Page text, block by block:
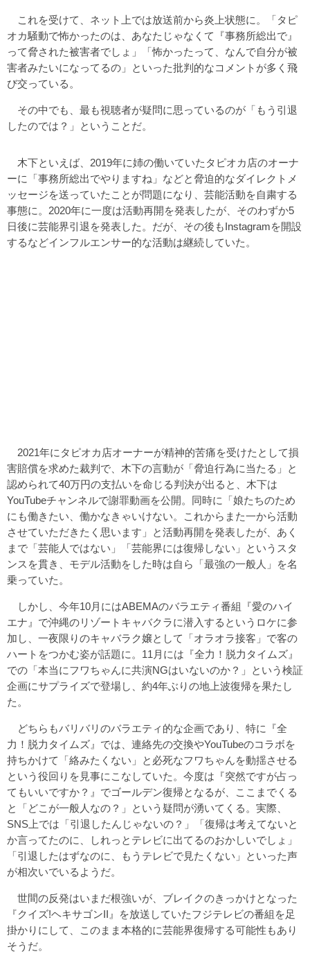
これを受けて、ネット上では放送前から炎上状態に。「タピ
オカ騒動で怖かったのは、あなたじゃなくて『事務所総出で』
って脅された被害者でしょ」「怖かったって、なんで自分が被
害者みたいになってるの」といった批判的なコメントが多く飛
び交っている。
その中でも、最も視聴者が疑問に思っているのが「もう引退
したのでは？」ということだ。
木下といえば、2019年に姉の働いていたタピオカ店のオーナ
ーに「事務所総出でやりますね」などと脅迫的なダイレクトメ
ッセージを送っていたことが問題になり、芸能活動を自粛する
事態に。2020年に一度は活動再開を発表したが、そのわずか5
日後に芸能界引退を発表した。だが、その後もInstagramを開設
するなどインフルエンサー的な活動は継続していた。
2021年にタピオカ店オーナーが精神的苦痛を受けたとして損
害賠償を求めた裁判で、木下の言動が「脅迫行為に当たる」と
認められて40万円の支払いを命じる判決が出ると、木下は
YouTubeチャンネルで謝罪動画を公開。同時に「娘たちのため
にも働きたい、働かなきゃいけない。これからまた一から活動
させていただきたく思います」と活動再開を発表したが、あく
まで「芸能人ではない」「芸能界には復帰しない」というスタ
ンスを貫き、モデル活動をした時は自ら「最強の一般人」を名
乗っていた。
しかし、今年10月にはABEMAのバラエティ番組『愛のハイ
エナ』で沖縄のリゾートキャバクラに潜入するというロケに参
加し、一夜限りのキャバラク嬢として「オラオラ接客」で客の
ハートをつかむ姿が話題に。11月には『全力！脱力タイムズ』
での「本当にフワちゃんに共演NGはいないのか？」という検証
企画にサプライズで登場し、約4年ぶりの地上波復帰を果たし
た。
どちらもバリバリのバラエティ的な企画であり、特に『全
力！脱力タイムズ』では、連絡先の交換やYouTubeのコラボを
持ちかけて「絡みたくない」と必死なフワちゃんを動揺させる
という役回りを見事にこなしていた。今度は『突然ですが占っ
てもいいですか？』でゴールデン復帰となるが、ここまでくる
と「どこが一般人なの？」という疑問が湧いてくる。実際、
SNS上では「引退したんじゃないの？」「復帰は考えてないと
か言ってたのに、しれっとテレビに出てるのおかしいでしょ」
「引退したはずなのに、もうテレビで見たくない」といった声
が相次いでいるようだ。
世間の反発はいまだ根強いが、ブレイクのきっかけとなった
『クイズ!ヘキサゴンII』を放送していたフジテレビの番組を足
掛かりにして、このまま本格的に芸能界復帰する可能性もあり
そうだ。